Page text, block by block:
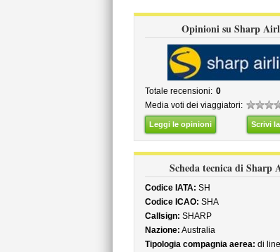
Opinioni su Sharp
Totale recensioni: 0
Media voti dei viaggiatori:
Leggi le opinioni Scrivi
Scheda tecnica di Sharp
Codice IATA: SH
Codice ICAO: SHA
Callsign: SHARP
Nazione: Australia
Tipologia compagnia aerea: di